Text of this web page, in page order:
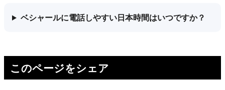
ベシャールに電話しやすい日本時間はいつですか？
このページをシェア